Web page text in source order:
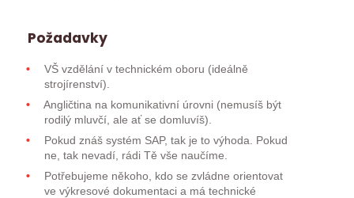
Požadavky
VŠ vzdělání v technickém oboru (ideálně
strojírenství).
Angličtina na komunikativní úrovni (nemusíš být
rodilý mluvčí, ale ať se domluvíš).
Pokud znáš systém SAP, tak je to výhoda. Pokud
ne, tak nevadí, rádi Tě vše naučíme.
Potřebujeme někoho, kdo se zvládne orientovat
ve výkresové dokumentaci a má technické